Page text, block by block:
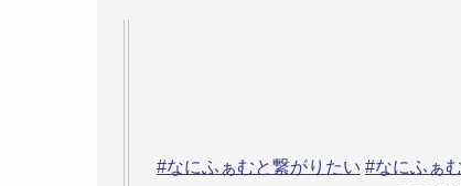
#なにふぁむと繋がりたい #なにふぁ